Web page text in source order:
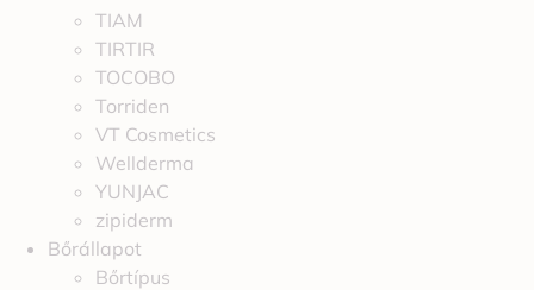
TIAM
TIRTIR
TOCOBO
Torriden
VT Cosmetics
Wellderma
YUNJAC
zipiderm
Bőrállapot
Bőrtípus